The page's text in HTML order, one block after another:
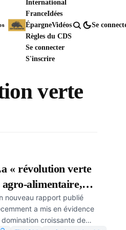
International
FranceIdées
ÉpargneVidéos
Règles du CDS
Se connecter
S'inscrire
Se
verte
« révolution verte
agro-alimentaire,
menace pour la
et
nouveau rapport publié
a mis en évidence
domination croissante de